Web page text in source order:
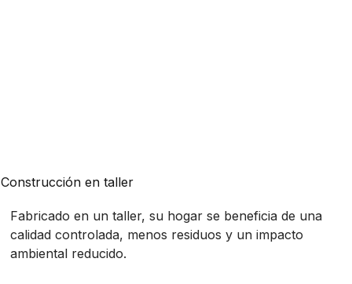
Construcción en taller
Fabricado en un taller, su hogar se beneficia de una
calidad controlada, menos residuos y un impacto
ambiental reducido.